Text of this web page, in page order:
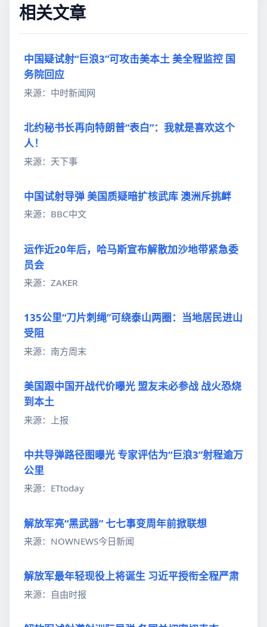
相关文章
中国疑试射“巨浪3”可攻击美本土 美全程监控 国
务院回应
来源：中时新闻网
北约秘书长再向特朗普“表白”：我就是喜欢这个
人！
来源：天下事
中国试射导弹 美国质疑暗扩核武库 澳洲斥挑衅
来源：BBC中文
运作近20年后，哈马斯宣布解散加沙地带紧急委
员会
来源：ZAKER
135公里“刀片刺绳”可绕泰山两圈：当地居民进山
受阻
来源：南方周末
美国跟中国开战代价曝光 盟友未必参战 战火恐烧
到本土
来源：上报
中共导弹路径图曝光 专家评估为“巨浪3”射程逾万
公里
来源：ETtoday
解放军亮“黑武器” 七七事变周年前掀联想
来源：NOWNEWS今日新闻
解放军最年轻现役上将诞生 习近平授衔全程严肃
来源：自由时报